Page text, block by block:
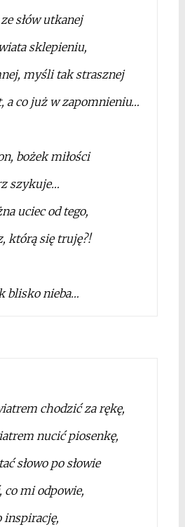
słów utkanej
sklepieniu,
myśli tak strasznej
a co już w zapomnieniu…
bożek miłości
szykuje…
uciec od tego,
którą się truję?!
blisko nieba…
chodzić za rękę,
nucić piosenkę,
słowo po słowie
co mi odpowie,
inspirację,